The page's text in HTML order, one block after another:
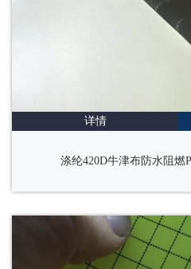
详情
涤纶420D牛津布防水阻燃